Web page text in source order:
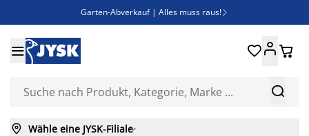
Garten-Abverkauf | Alles muss raus! 
Bist du Unternehmer? Entdecke JYSK-B2B
Esszimmerstuhl ADSLEV um nur 40€


 
 Wähle eine JYSK-Filiale